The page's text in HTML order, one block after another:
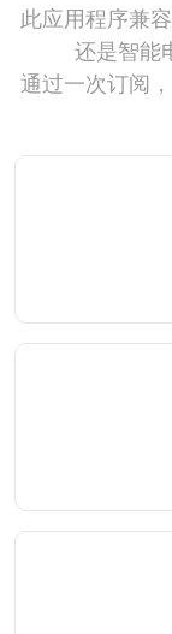
此应用程序兼
还是智能
通过一次订阅